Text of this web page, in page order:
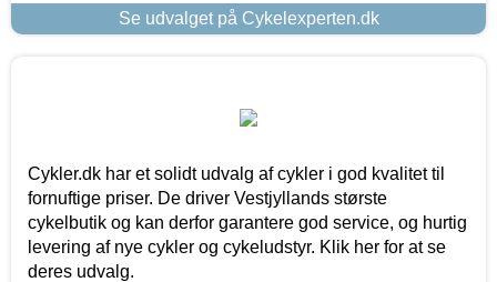
Se udvalget på Cykelexperten.dk
Cykler.dk har et solidt udvalg af cykler i god kvalitet til
fornuftige priser. De driver Vestjyllands største
cykelbutik og kan derfor garantere god service, og hurtig
levering af nye cykler og cykeludstyr. Klik her for at se
deres udvalg.